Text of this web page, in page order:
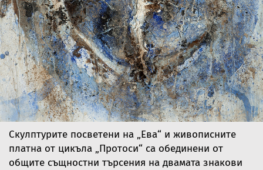
Скулптурите посветени на „Ева“ и живописните
платна от цикъла „Протоси“ са обединени от
общите същностни търсения на двамата знакови